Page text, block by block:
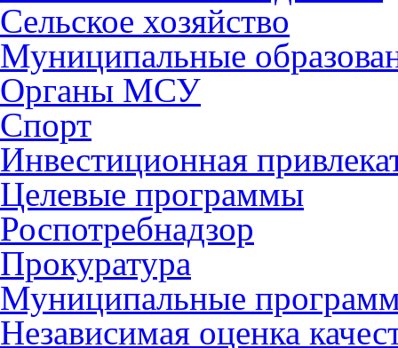
Сельское хозяйство
Муниципальные
Органы МСУ
Спорт
Инвестиционная
Целевые программы
Роспотребнадзор
Прокуратура
Муниципальные
Независимая оценка